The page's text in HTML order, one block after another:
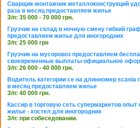
Сварщик-монтажник металлоконструкций
раза в месяц предоставляем жилье
З/п: 35 000 - 70 000 грн.
Грузчик на склад в ночную смену гибкий
предоставляем жилье для иногородних
З/п: 25 000 грн
Грузчик на мусоровоз предоставляем
своевременные выплаты официальное
З/п: 26 000 - 40 000 грн.
Водитель категории се на длинномер scania
в месяц предоставляем жилье
З/п: 40 000 грн.
Кассир в торговую сеть супермаркетов
жилье - хостел для иногородних
З/п: при собеседовании.